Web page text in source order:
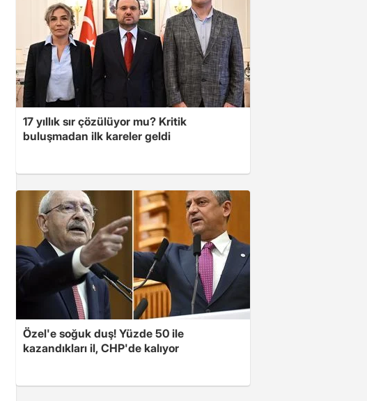
17 yıllık sır çözülüyor mu? Kritik
buluşmadan ilk kareler geldi
Özel'e soğuk duş! Yüzde 50 ile
kazandıkları il, CHP'de kalıyor